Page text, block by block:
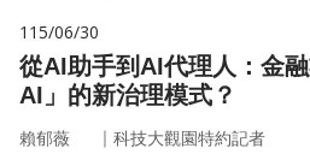
115/06/30
從AI助手到AI代理人：金
AI」的新治理模式？
賴郁薇 ｜ 科技大觀園特約記者